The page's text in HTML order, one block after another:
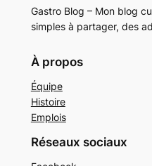
Gastro Blog – Mon blog
simples à partager, des
À propos
Équipe
Histoire
Emplois
Réseaux sociaux